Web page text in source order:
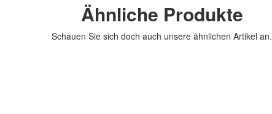
Ähnliche Produkte
Schauen Sie sich doch auch unsere ähnlichen Artikel an.